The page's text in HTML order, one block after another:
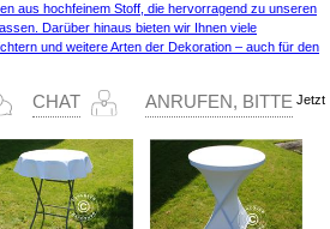
aus hochfeinem Stoff, die hervorragend zu unseren
Darüber hinaus bieten wir Ihnen viele
und weitere Arten der Dekoration – auch für den
CHAT ANRUFEN, BITTE Jetzt